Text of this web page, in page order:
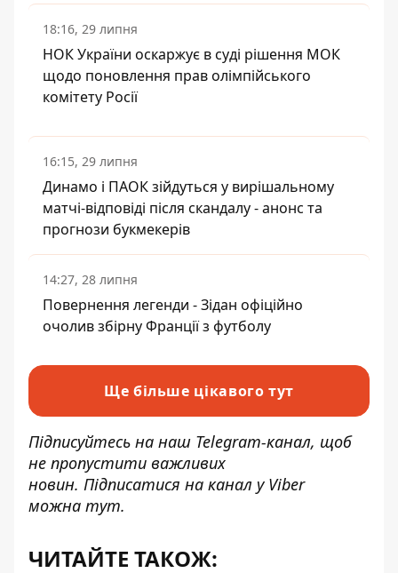
18:16, 29 липня
НОК України оскаржує в суді рішення МОК
щодо поновлення прав олімпійського
комітету Росії
16:15, 29 липня
Динамо і ПАОК зійдуться у вирішальному
матчі-відповіді після скандалу - анонс та
прогнози букмекерів
14:27, 28 липня
Повернення легенди - Зідан офіційно
очолив збірну Франції з футболу
Ще більше цікавого тут
Підписуйтесь на наш Telegram-канал, щоб
не пропустити важливих
новин. Підписатися на канал у Viber
можна тут.
ЧИТАЙТЕ ТАКОЖ: